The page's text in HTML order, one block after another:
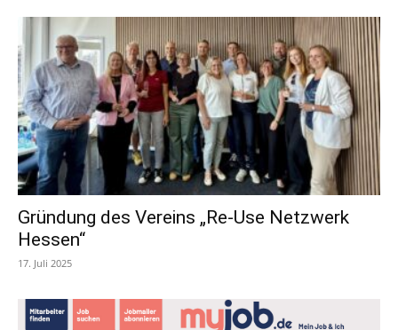
Gründung des Vereins „Re-Use Netzwerk
Hessen“
17. Juli 2025